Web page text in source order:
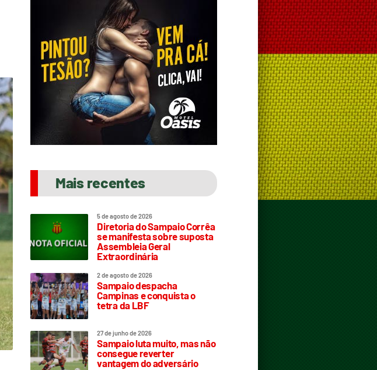
Mais recentes
5 de agosto de 2026
Diretoria do Sampaio Corrêa
se manifesta sobre suposta
Assembleia Geral
Extraordinária
2 de agosto de 2026
Sampaio despacha
Campinas e conquista o
tetra da LBF
27 de junho de 2026
Sampaio luta muito, mas não
consegue reverter
vantagem do adversário